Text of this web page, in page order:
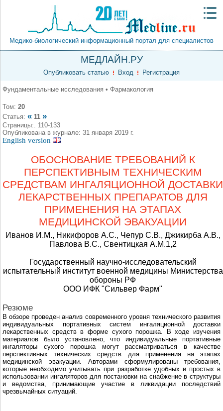
Медико-биологический информационный портал для специалистов
МЕДЛАЙН.РУ
Опубликовать статью Вход Регистрация
Фундаментальные исследования • Фармакология
Том: 20
Статья: « 11 »
Страницы:. 110-133
Опубликована в журнале: 31 января 2019 г.
English version
ОБОСНОВАНИЕ ТРЕБОВАНИЙ К
ПЕРСПЕКТИВНЫМ ТЕХНИЧЕСКИМ
СРЕДСТВАМ ИНГАЛЯЦИОННОЙ ДОСТАВКИ
ЛЕКАРСТВЕННЫХ ПРЕПАРАТОВ ДЛЯ
ПРИМЕНЕНИЯ НА ЭТАПАХ
МЕДИЦИНСКОЙ ЭВАКУАЦИИ
Иванов И.М., Никифоров А.С., Чепур С.В., Джикирба А.В.,
Павлова В.С., Свентицкая А.М.1,2
Государственный научно-исследовательский
испытательный институт военной медицины Министерства
обороны РФ
ООО ИФК "Сильвер Фарм"
Резюме
В обзоре проведен анализ современного уровня технического развития
индивидуальных портативных систем ингаляционной доставки
лекарственных средств в форме сухого порошка. В ходе изучения
материалов было установлено, что индивидуальные портативные
ингаляторы сухого порошка могут рассматриваться в качестве
перспективных технических средств для применения на этапах
медицинской эвакуации. Авторами сформулированы требования,
которые необходимо учитывать при разработке удобных и простых в
использовании ингаляторов для постановки на снабжение в структуры
и ведомства, принимающие участие в ликвидации последствий
чрезвычайных ситуаций.